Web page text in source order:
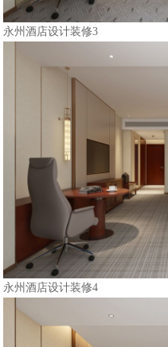
永州酒店设计装修3
永州酒店设计装修4